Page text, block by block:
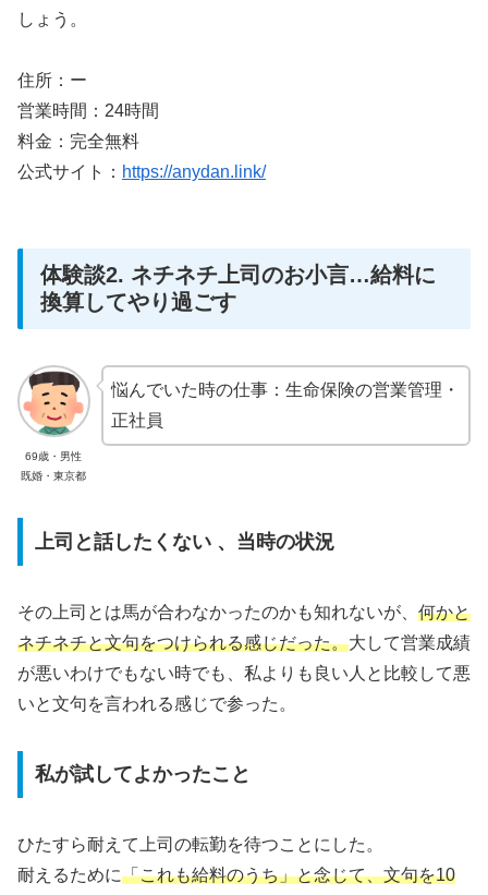
しょう。
住所：ー
営業時間：24時間
料金：完全無料
公式サイト： https://anydan.link/
体験談2. ネチネチ上司のお小言…給料に
換算してやり過ごす
69歳・男性
既婚・東京都
悩んでいた時の仕事：生命保険の営業管理・
正社員
上司と話したくない 、当時の状況
その上司とは馬が合わなかったのかも知れないが、 何かと
ネチネチと文句をつけられる感じだった。大して営業成績
が悪いわけでもない時でも、私よりも良い人と比較して悪
いと文句を言われる感じで参った。
私が試してよかったこと
ひたすら耐えて上司の転勤を待つことにした。
耐えるために「これも給料のうち」と念じて、文句を10